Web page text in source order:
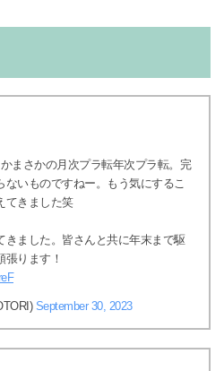
まさかの月次プラ転年次プラ転。完
ないものですねー。もう気にするこ
てきました笑
きました。皆さんと共に年末まで駆
張ります！
September 30, 2023